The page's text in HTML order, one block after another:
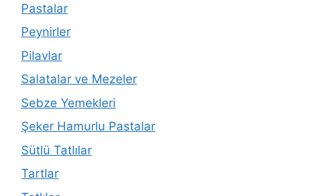
Pastalar
Peynirler
Pilavlar
Salatalar ve Mezeler
Sebze Yemekleri
Şeker Hamurlu Pastalar
Sütlü Tatlılar
Tartlar